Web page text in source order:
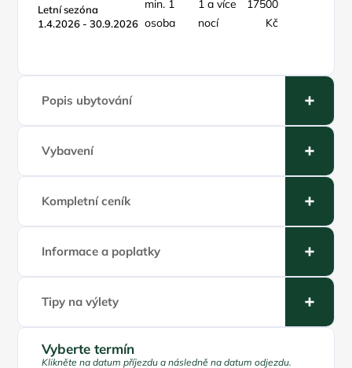
Letní sezóna
1.4.2026 - 30.9.2026
min. 1
osoba
1 a více
nocí
17500
Kč
Popis ubytování
Vybavení
Kompletní ceník
Informace a poplatky
Tipy na výlety
Vyberte termín
Klikněte na datum příjezdu a následně na datum odjezdu.